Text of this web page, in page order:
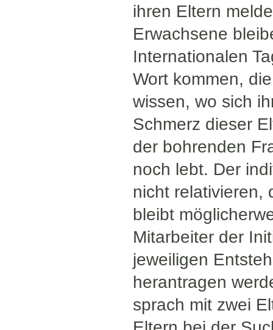
ihren Eltern
Erwachsene
Internationalen
Wort kommen,
wissen, wo sich
Schmerz dieser
der bohrenden
noch lebt. Der
nicht relativieren,
bleibt
Mitarbeiter der
jeweiligen
herantragen
sprach mit zwei